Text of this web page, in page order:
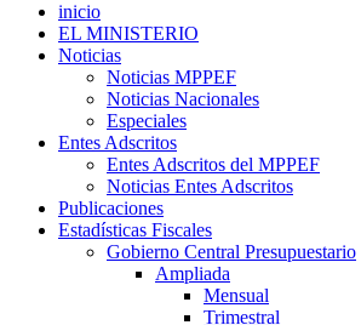
inicio
EL MINISTERIO
Noticias
Noticias MPPEF
Noticias Nacionales
Especiales
Entes Adscritos
Entes Adscritos del MPPEF
Noticias Entes Adscritos
Publicaciones
Estadísticas Fiscales
Gobierno Central Presupuestario
Ampliada
Mensual
Trimestral